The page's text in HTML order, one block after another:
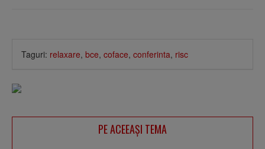
Taguri: relaxare, bce, coface, conferinta, risc
PE ACEEAŞI TEMA